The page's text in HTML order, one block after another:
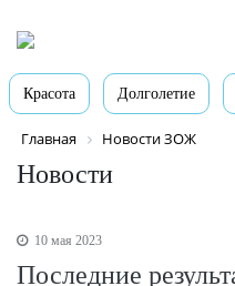
Красота Долголетие
Главная Новости ЗОЖ
Новости
10 мая 2023
Последние